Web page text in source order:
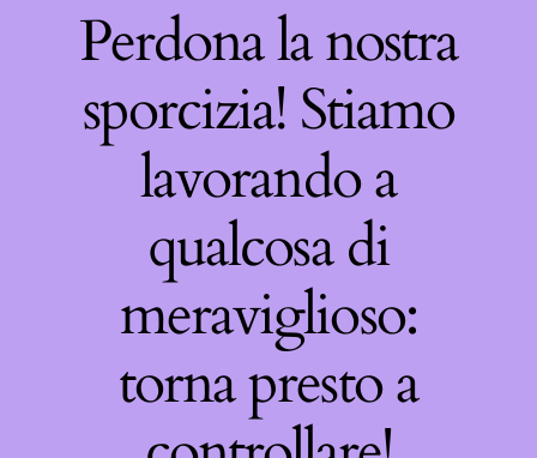
Perdona la nostra
sporcizia! Stiamo
lavorando a
qualcosa di
meraviglioso:
torna presto a